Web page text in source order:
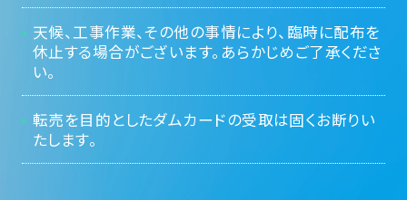
天候、工事作業、その他の事情により、臨時に配布を
休止する場合がございます。あらかじめご了承くださ
い。
転売を目的としたダムカードの受取は固くお断りい
たします。